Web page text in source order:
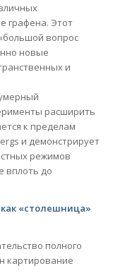
графена. Этот
вопрос
новые
и
расширить
к пределам
и демонстрирует
режимов
вплоть до
«столешница»
полного
картирование